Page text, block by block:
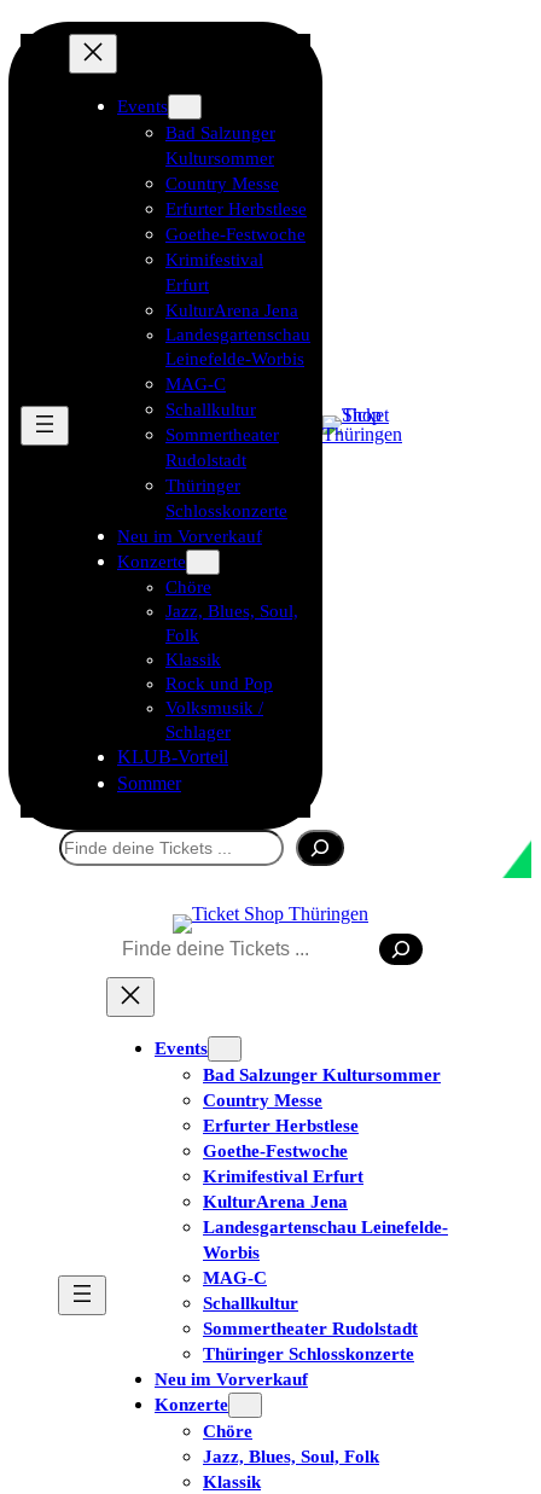
Events
Bad Salzunger
Kultursommer
Country Messe
Erfurter Herbstlese
Goethe-Festwoche
Krimifestival
Erfurt
KulturArena Jena
Landesgartenschau
Leinefelde-Worbis
MAG-C
Schallkultur
Sommertheater
Rudolstadt
Thüringer
Schlosskonzerte
Neu im Vorverkauf
Konzerte
Chöre
Jazz, Blues, Soul,
Folk
Klassik
Rock und Pop
Volksmusik /
Schlager
KLUB-Vorteil
Sommer
Suchen
Suchen
Events
Bad Salzunger Kultursommer
Country Messe
Erfurter Herbstlese
Goethe-Festwoche
Krimifestival Erfurt
KulturArena Jena
Landesgartenschau Leinefelde-
Worbis
MAG-C
Schallkultur
Sommertheater Rudolstadt
Thüringer Schlosskonzerte
Neu im Vorverkauf
Konzerte
Chöre
Jazz, Blues, Soul, Folk
Klassik